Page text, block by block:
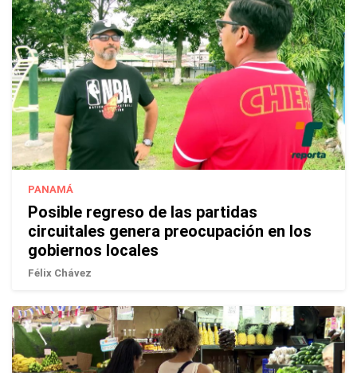
PANAMÁ
Posible regreso de las partidas
circuitales genera preocupación en los
gobiernos locales
Félix Chávez